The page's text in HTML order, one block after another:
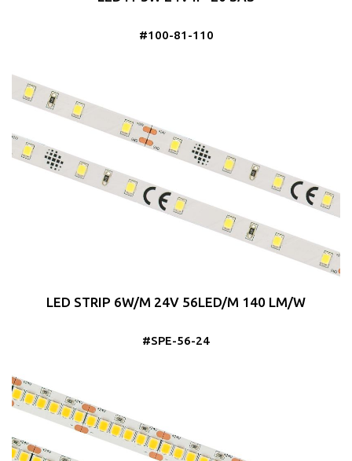
#100-81-110
LED STRIP 6W/M 24V 56LED/M 140 LM/W
#SPE-56-24